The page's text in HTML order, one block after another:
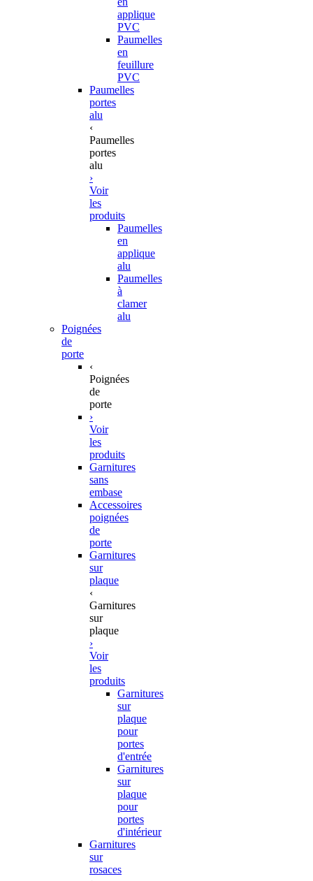
applique
PVC
Paumelles
en
feuillure
PVC
Paumelles
portes
alu
‹
Paumelles
portes
alu
›
Voir
les
produits
Paumelles
en
applique
alu
Paumelles
à
clamer
alu
Poignées
de
porte
‹
Poignées
de
porte
›
Voir
les
produits
Garnitures
sans
embase
Accessoires
poignées
de
porte
Garnitures
sur
plaque
‹
Garnitures
sur
plaque
›
Voir
les
produits
Garnitures
sur
plaque
pour
portes
d'entrée
Garnitures
sur
plaque
pour
portes
d'intérieur
Garnitures
sur
rosaces